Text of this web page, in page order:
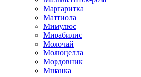
Маргаритка
Маттиола
Мимулюс
Мирабилис
Молочай
Молюцелла
Мордовник
Мшанка